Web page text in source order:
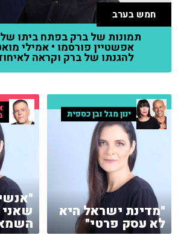
חמש בערב
תמונות של ברק בפתח ביתו של
אפשטיין פורסמו • אמילי
להגנתו של ברק וקראה
ינון מגל ובן כספית
"מדינת ישראל היא
לא עסק פרטי"
שאני